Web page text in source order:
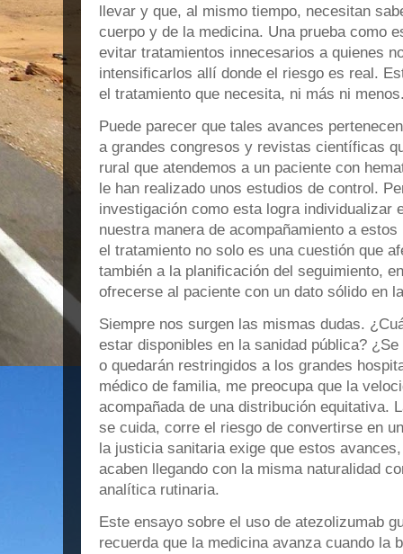
llevar y que, al mismo tiempo, necesitan
cuerpo y de la medicina. Una prueba como
evitar tratamientos innecesarios a quienes
intensificarlos allí donde el riesgo es real.
el tratamiento que necesita, ni más ni
Puede parecer que tales avances
a grandes congresos y revistas científicas
rural que atendemos a un paciente con
le han realizado unos estudios de control.
investigación como esta logra individualizar
nuestra manera de acompañamiento a
el tratamiento no solo es una cuestión que
también a la planificación del seguimiento,
ofrecerse al paciente con un dato sólido en
Siempre nos surgen las mismas dudas.
estar disponibles en la sanidad pública?
o quedarán restringidos a los grandes
médico de familia, me preocupa que la
acompañada de una distribución equitativa.
se cuida, corre el riesgo de convertirse en
la justicia sanitaria exige que estos
acaben llegando con la misma naturalidad
analítica rutinaria.
Este ensayo sobre el uso de atezolizumab
recuerda que la medicina avanza cuando la